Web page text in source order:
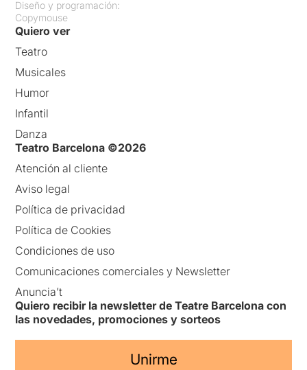
Diseño y programación:
Copymouse
Quiero ver
Teatro
Musicales
Humor
Infantil
Danza
Teatro Barcelona ©2026
Atención al cliente
Aviso legal
Política de privacidad
Política de Cookies
Condiciones de uso
Comunicaciones comerciales y Newsletter
Anuncia’t
Quiero recibir la newsletter de Teatre Barcelona con
las novedades, promociones y sorteos
Unirme